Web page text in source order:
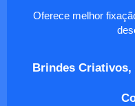
Oferece melhor
Brindes Criativos,